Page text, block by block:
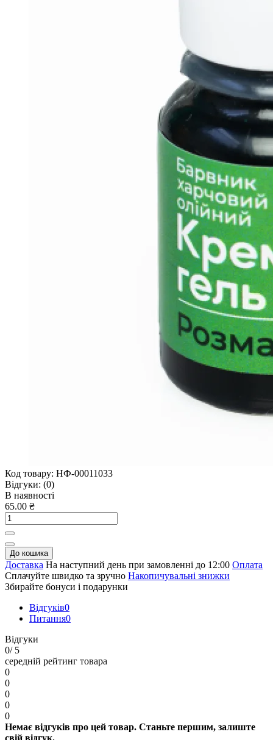
Код товару: НФ-00011033
Відгуки: (0)
В наявності
65.00 ₴
До кошика
Доставка На наступний день при замовленні до 12:00 Оплата
Сплачуйте швидко та зручно Накопичувальні знижки
Збирайте бонуси і подарунки
Відгуків0
Питання0
Відгуки
0/ 5
середній рейтинг товара
0
0
0
0
0
Немає відгуків про цей товар. Станьте першим, залиште
свій відгук.